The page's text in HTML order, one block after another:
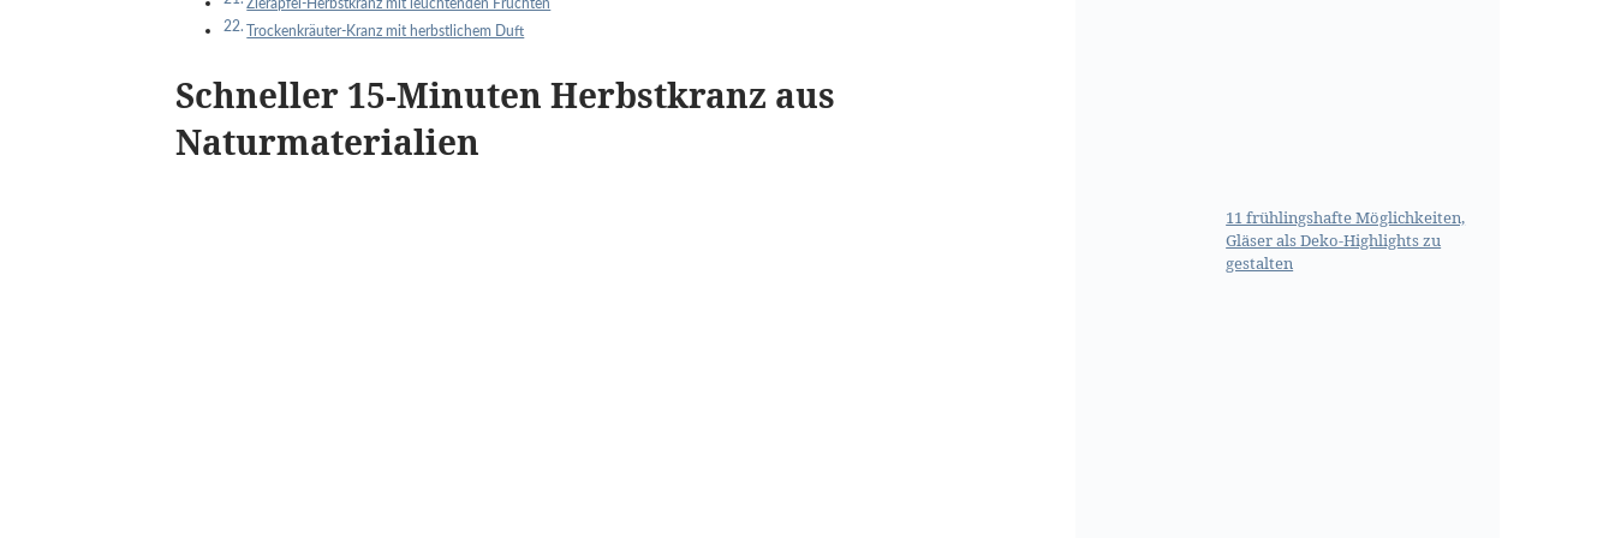
Zierapfel-Herbstkranz mit leuchtenden Früchten
Trockenkräuter-Kranz mit herbstlichem Duft
Schneller 15-Minuten Herbstkranz aus
Naturmaterialien
11 frühlingshafte Möglichkeiten,
Gläser als Deko-Highlights zu
gestalten